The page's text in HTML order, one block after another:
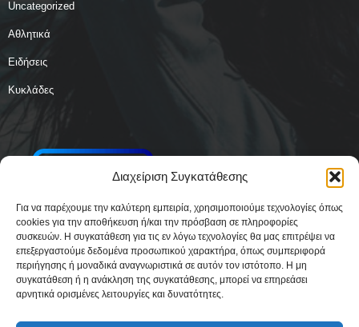
Διαχείριση Συγκατάθεσης
Για να παρέχουμε την καλύτερη εμπειρία, χρησιμοποιούμε τεχνολογίες όπως
cookies για την αποθήκευση ή/και την πρόσβαση σε πληροφορίες
συσκευών. Η συγκατάθεση για τις εν λόγω τεχνολογίες θα μας επιτρέψει να
επεξεργαστούμε δεδομένα προσωπικού χαρακτήρα, όπως συμπεριφορά
περιήγησης ή μοναδικά αναγνωριστικά σε αυτόν τον ιστότοπο. Η μη
συγκατάθεση ή η ανάκληση της συγκατάθεσης, μπορεί να επηρεάσει
αρνητικά ορισμένες λειτουργίες και δυνατότητες.
Uncategorized
Αθλητικά
Ειδήσεις
Κυκλάδες